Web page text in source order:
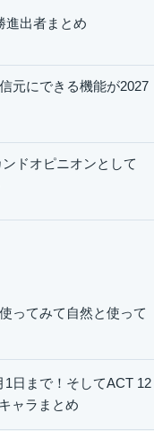
進出者まとめ
元にできる機能が2027
ドオピニオンとして
ってみて自然と使って
日まで！そしてACT 12
ャラまとめ